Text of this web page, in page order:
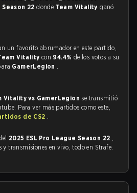
Season 22donde Team Vitality ganó
un favorito abrumador en este partido,
Vitality con 94.4% de los votos a su
GamerLegion .
Vitality vs GamerLegion se transmitió
Para ver más partidos como este,
de CS2 .
2025 ESL Pro League Season 22 ,
y transmisiones en vivo, todo en Strafe.